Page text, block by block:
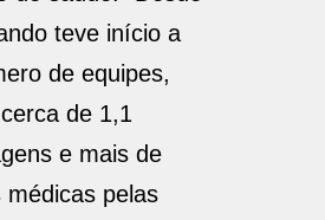
teve início a
de equipes,
de 1,1
e mais de
médicas pelas